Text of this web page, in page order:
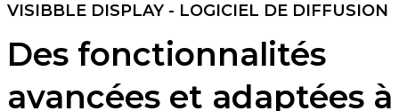
VISIBBLE DISPLAY - LOGICIEL DE DIFFUSION
Des fonctionnalités
avancées et adaptées à